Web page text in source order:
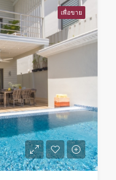
เพื่อขาย